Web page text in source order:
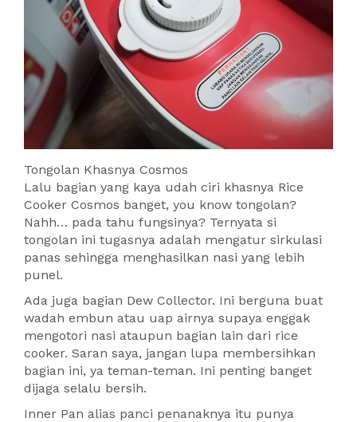
Tongolan Khasnya Cosmos
Lalu bagian yang kaya udah ciri khasnya Rice
Cooker Cosmos banget, you know tongolan?
Nahh… pada tahu fungsinya? Ternyata si
tongolan ini tugasnya adalah mengatur sirkulasi
panas sehingga menghasilkan nasi yang lebih
punel.
Ada juga bagian Dew Collector. Ini berguna buat
wadah embun atau uap airnya supaya enggak
mengotori nasi ataupun bagian lain dari rice
cooker. Saran saya, jangan lupa membersihkan
bagian ini, ya teman-teman. Ini penting banget
dijaga selalu bersih.
Inner Pan alias panci penanaknya itu punya